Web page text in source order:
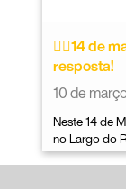
✊🏿14 de
resposta!
10 de
Neste 14 de
no Largo do